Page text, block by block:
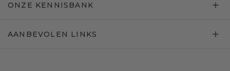
ONZE KENNISBANK
AANBEVOLEN LINKS